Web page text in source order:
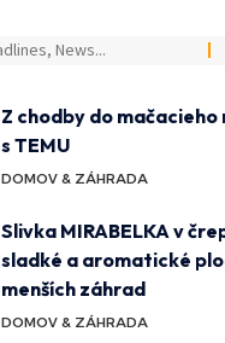
Z chodby do mačacieho
s TEMU
DOMOV & ZÁHRADA
Slivka MIRABELKA v
sladké a aromatické
menších záhrad
DOMOV & ZÁHRADA